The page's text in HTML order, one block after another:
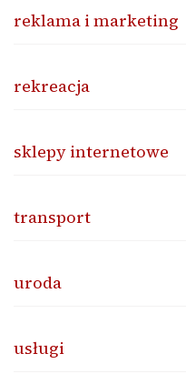
reklama i marketing
rekreacja
sklepy internetowe
transport
uroda
usługi